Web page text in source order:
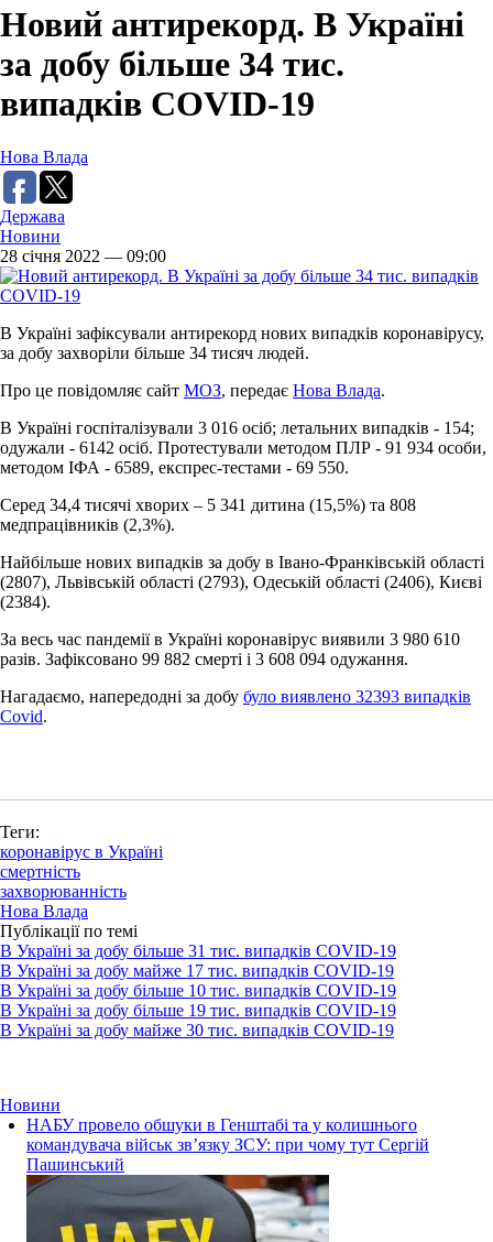
Новий антирекорд. В Україні
за добу більше 34 тис.
випадків СOVID-19
Нова Влада
Держава
Новини
28 січня 2022 — 09:00
В Україні зафіксували антирекорд нових випадків коронавірусу,
за добу захворіли більше 34 тисяч людей.
Про це повідомляє сайт МОЗ, передає Нова Влада.
В Україні госпіталізували 3 016 осіб; летальних випадків - 154;
одужали - 6142 осіб. Протестували методом ПЛР - 91 934 особи,
методом ІФА - 6589, експрес-тестами - 69 550.
Серед 34,4 тисячі хворих – 5 341 дитина (15,5%) та 808
медпрацівників (2,3%).
Найбільше нових випадків за добу в Івано-Франківській області
(2807), Львівській області (2793), Одеській області (2406), Києві
(2384).
За весь час пандемії в Україні коронавірус виявили 3 980 610
разів. Зафіксовано 99 882 смерті і 3 608 094 одужання.
Нагадаємо, напередодні за добу було виявлено 32393 випадків
Covid.
Теги:
коронавірус в Україні
смертність
захворюванність
Нова Влада
Публікації по темі
В Україні за добу більше 31 тис. випадків СOVID-19
В Україні за добу майже 17 тис. випадків СOVID-19
В Україні за добу більше 10 тис. випадків СOVID-19
В Україні за добу більше 19 тис. випадків СOVID-19
В Україні за добу майже 30 тис. випадків СOVID-19
Новини
НАБУ провело обшуки в Генштабі та у колишнього
командувача військ зв’язку ЗСУ: при чому тут Сергій
Пашинський